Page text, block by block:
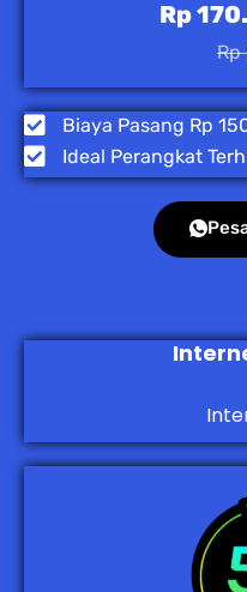
Rp
Rp
Biaya Pasang Rp
Ideal Perangkat